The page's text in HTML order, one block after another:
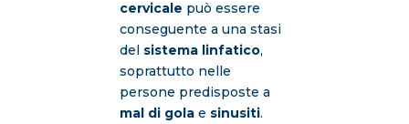
cervicale può essere
conseguente a una stasi
del sistema linfatico,
soprattutto nelle
persone predisposte a
mal di golae sinusiti.